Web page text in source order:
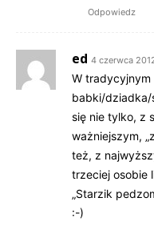
Odpowiedz
ed 4 czerwca
W tradycyjnym
babki/
się nie tylko, z
ważniejszym,
też, z
trzeciej osobie
„Starzik
:-)